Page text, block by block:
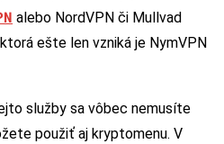
alebo NordVPN či Mullvad
ešte len vzniká je NymVPN
služby sa vôbec nemusíte
použiť aj kryptomenu. V